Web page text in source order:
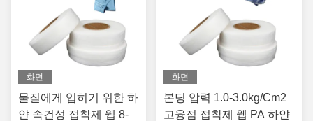
화면
물질에게 입히기 위한 하
얀 속건성 접착제 웹 8-
화면
본딩 압력 1.0-3.0kg/Cm2
고융점 접착제 웹 PA 하얀